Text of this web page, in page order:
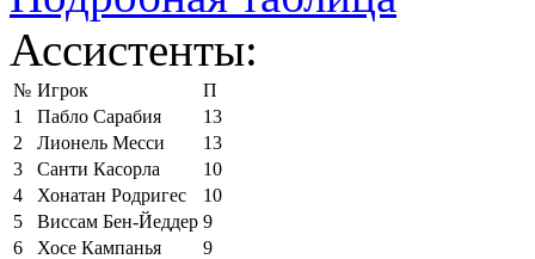
Ассистенты:
№ Игрок
П
1
Пабло Сарабия
13
2
Лионель Месси
13
3
Санти Касорла
10
4
Хонатан Родригес
10
5
Виссам Бен-Йеддер 9
6
Хосе Кампанья
9